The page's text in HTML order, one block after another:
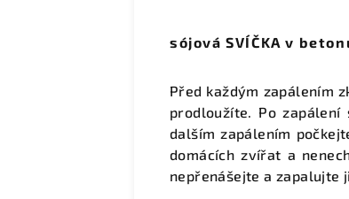
sójová SVÍČKA v
Před každým zapálením
prodloužíte. Po
dalším zapálením
domácích zvířat a
nepřenášejte a zapalujte